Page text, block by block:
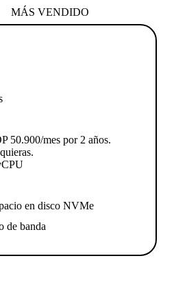
MÁS VENDIDO
50.900/mes por 2 años.
en disco NVMe
de banda